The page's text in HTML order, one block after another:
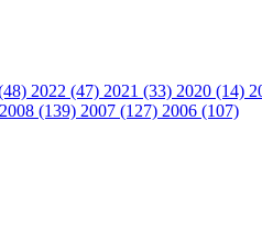
2022 (47) 2021 (33) 2020 (14)
2008 (139) 2007 (127) 2006 (107)